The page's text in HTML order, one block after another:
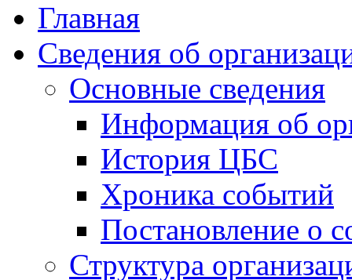
Главная
Сведения об
Основные сведения
Информация об
История ЦБС
Хроника событий
Постановление о
Структура